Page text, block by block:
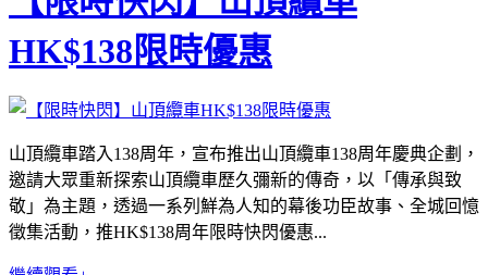
HK$138限時優惠
山頂纜車踏入138周年，宣布推出山頂纜車138周年慶典企劃，
邀請大眾重新探索山頂纜車歷久彌新的傳奇，以「傳承與致
敬」為主題，透過一系列鮮為人知的幕後功臣故事、全城回憶
徵集活動，推HK$138周年限時快閃優惠...